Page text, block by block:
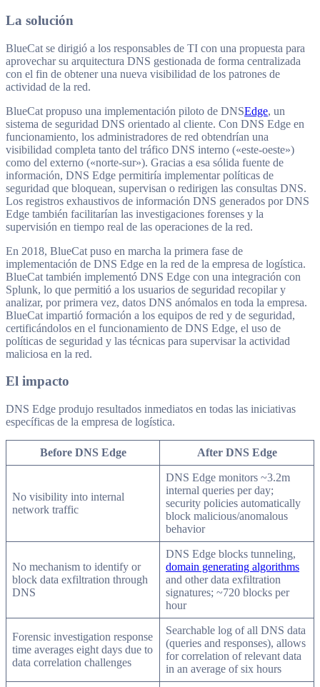
La solución
BlueCat se dirigió a los responsables de TI con una propuesta para
aprovechar su arquitectura DNS gestionada de forma centralizada
con el fin de obtener una nueva visibilidad de los patrones de
actividad de la red.
BlueCat propuso una implementación piloto de DNSEdge, un
sistema de seguridad DNS orientado al cliente. Con DNS Edge en
funcionamiento, los administradores de red obtendrían una
visibilidad completa tanto del tráfico DNS interno («este-oeste»)
como del externo («norte-sur»). Gracias a esa sólida fuente de
información, DNS Edge permitiría implementar políticas de
seguridad que bloquean, supervisan o redirigen las consultas DNS.
Los registros exhaustivos de información DNS generados por DNS
Edge también facilitarían las investigaciones forenses y la
supervisión en tiempo real de las operaciones de la red.
En 2018, BlueCat puso en marcha la primera fase de
implementación de DNS Edge en la red de la empresa de logística.
BlueCat también implementó DNS Edge con una integración con
Splunk, lo que permitió a los usuarios de seguridad recopilar y
analizar, por primera vez, datos DNS anómalos en toda la empresa.
BlueCat impartió formación a los equipos de red y de seguridad,
certificándolos en el funcionamiento de DNS Edge, el uso de
políticas de seguridad y las técnicas para supervisar la actividad
maliciosa en la red.
El impacto
DNS Edge produjo resultados inmediatos en todas las iniciativas
específicas de la empresa de logística.
Before DNS Edge After DNS Edge
No visibility into internal
network traffic
DNS Edge monitors ~3.2m
internal queries per day;
security policies automatically
block malicious/anomalous
behavior
No mechanism to identify or
block data exfiltration through
DNS
DNS Edge blocks tunneling,
domain generating algorithms
and other data exfiltration
signatures; ~720 blocks per
hour
Forensic investigation response
time averages eight days due to
data correlation challenges
Searchable log of all DNS data
(queries and responses), allows
for correlation of relevant data
in an average of six hours